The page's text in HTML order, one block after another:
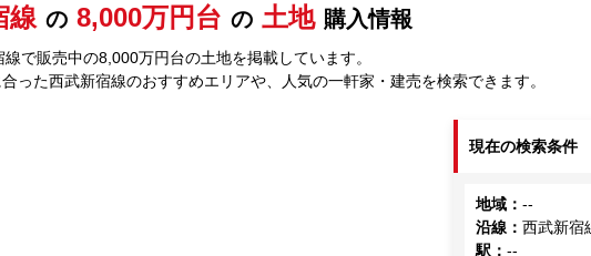
線 の 8,000万円台 の 土地 購入情報
線で販売中の8,000万円台の土地を掲載しています。
った西武新宿線のおすすめエリアや、人気の一軒家・建売を検索できます。
現在の検索条件
地域 ：--
沿線 ：西武新宿
駅 ：--